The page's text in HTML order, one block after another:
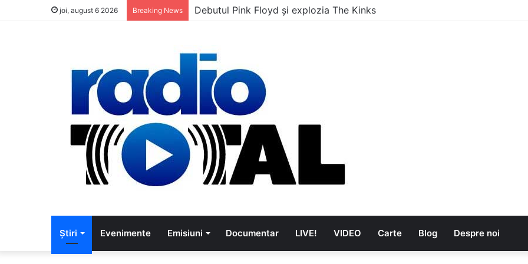
joi, august 6 2026 Breaking News 5 muzicieni care au dus muzica tradițională românească la un alt nivel
Știri Evenimente Emisiuni Documentar LIVE! VIDEO Carte Blog Despre noi